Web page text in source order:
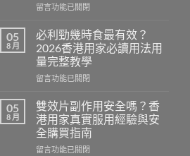
果
相：
香
港
用
家
測
與
正
貨
購
在
印
度
威
而
鋼
價：
香
港
用
家
留言功能已關閉
05
8 月
必利勁幾時食最有效？
2026香港用家必讀用法用
量完整教學
在
利
勁
幾
時
食
留言功能已關閉
05
8 月
雙效片副作用安全嗎？香
港用家真實服用經驗與安
全購買指南
在
留言功能已關閉